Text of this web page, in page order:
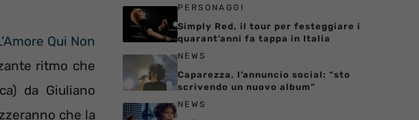
Qui Non
ritmo che
da Giuliano
che la
PERSONAGGI
Simply Red, il tour per festeggiare i
quarant’anni fa tappa in Italia
NEWS
Caparezza, l’annuncio social: “sto
scrivendo un nuovo album”
NEWS